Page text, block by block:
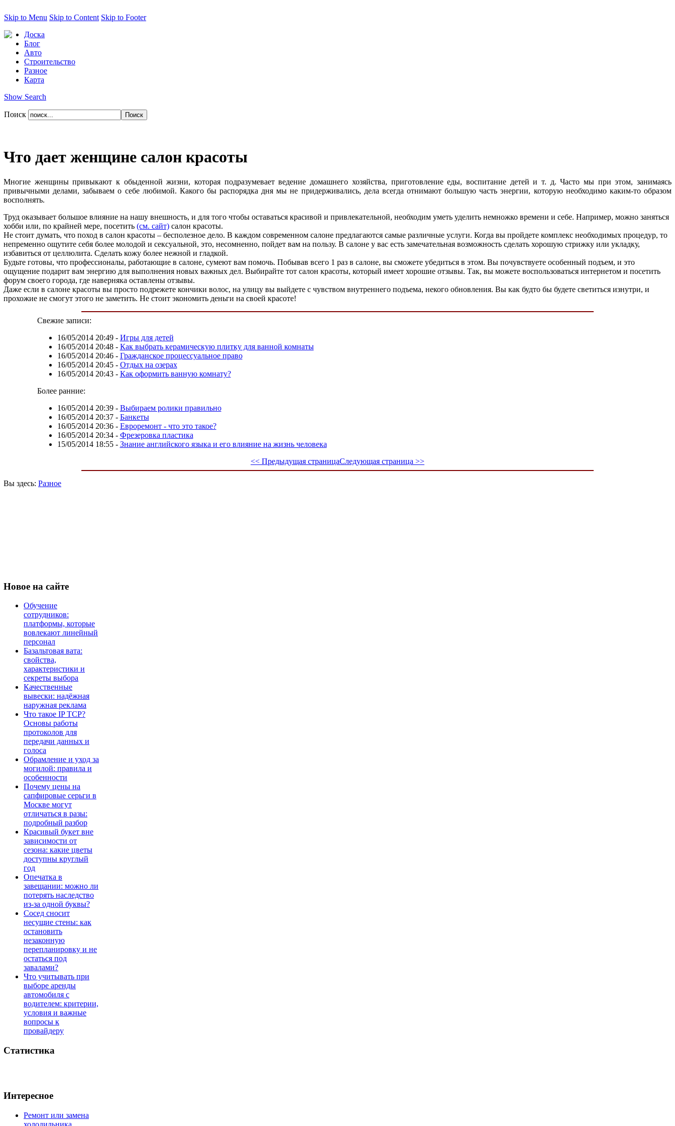
Skip to Menu Skip to Content Skip to Footer
Доска
Блог
Авто
Строительство
Разное
Карта
Show Search
Поиск
Что дает женщине салон красоты
Многие женщины привыкают к обыденной жизни, которая подразумевает ведение домашнего хозяйства, приготовление еды, воспитание детей и т. д. Часто мы при этом, занимаясь
привычными делами, забываем о себе любимой. Какого бы распорядка дня мы не придерживались, дела всегда отнимают большую часть энергии, которую необходимо каким-то образом
восполнять.
Труд оказывает большое влияние на нашу внешность, и для того чтобы оставаться красивой и привлекательной, необходим уметь уделить немножко времени и себе. Например, можно заняться
хобби или, по крайней мере, посетить (см. сайт) салон красоты.
Не стоит думать, что поход в салон красоты – бесполезное дело. В каждом современном салоне предлагаются самые различные услуги. Когда вы пройдете комплекс необходимых процедур, то
непременно ощутите себя более молодой и сексуальной, это, несомненно, пойдет вам на пользу. В салоне у вас есть замечательная возможность сделать хорошую стрижку или укладку,
избавиться от целлюлита. Сделать кожу более нежной и гладкой.
Будьте готовы, что профессионалы, работающие в салоне, сумеют вам помочь. Побывав всего 1 раз в салоне, вы сможете убедиться в этом. Вы почувствуете особенный подъем, и это
ощущение подарит вам энергию для выполнения новых важных дел. Выбирайте тот салон красоты, который имеет хорошие отзывы. Так, вы можете воспользоваться интернетом и посетить
форум своего города, где наверняка оставлены отзывы.
Даже если в салоне красоты вы просто подрежете кончики волос, на улицу вы выйдете с чувством внутреннего подъема, некого обновления. Вы как будто бы будете светиться изнутри, и
прохожие не смогут этого не заметить. Не стоит экономить деньги на своей красоте!
Свежие записи:
16/05/2014 20:49- Игры для детей
16/05/2014 20:48- Как выбрать керамическую плитку для ванной комнаты
16/05/2014 20:46- Гражданское процессуальное право
16/05/2014 20:45- Отдых на озерах
16/05/2014 20:43- Как оформить ванную комнату?
Более ранние:
16/05/2014 20:39- Выбираем ролики правильно
16/05/2014 20:37- Банкеты
16/05/2014 20:36- Евроремонт - что это такое?
16/05/2014 20:34- Фрезеровка пластика
15/05/2014 18:55- Знание английского языка и его влияние на жизнь человека
<< Предыдущая страницаСледующая страница >>
Вы здесь: Разное
Новое на сайте
Обучение
сотрудников:
платформы, которые
вовлекают линейный
персонал
Базальтовая вата:
свойства,
характеристики и
секреты выбора
Качественные
вывески: надёжная
наружная реклама
Что такое IP TCP?
Основы работы
протоколов для
передачи данных и
голоса
Обрамление и уход за
могилой: правила и
особенности
Почему цены на
сапфировые серьги в
Москве могут
отличаться в разы:
подробный разбор
Красивый букет вне
зависимости от
сезона: какие цветы
доступны круглый
год
Опечатка в
завещании: можно ли
потерять наследство
из-за одной буквы?
Сосед сносит
несущие стены: как
остановить
незаконную
перепланировку и не
остаться под
завалами?
Что учитывать при
выборе аренды
автомобиля с
водителем: критерии,
условия и важные
вопросы к
провайдеру
Статистика
Интересное
Ремонт или замена